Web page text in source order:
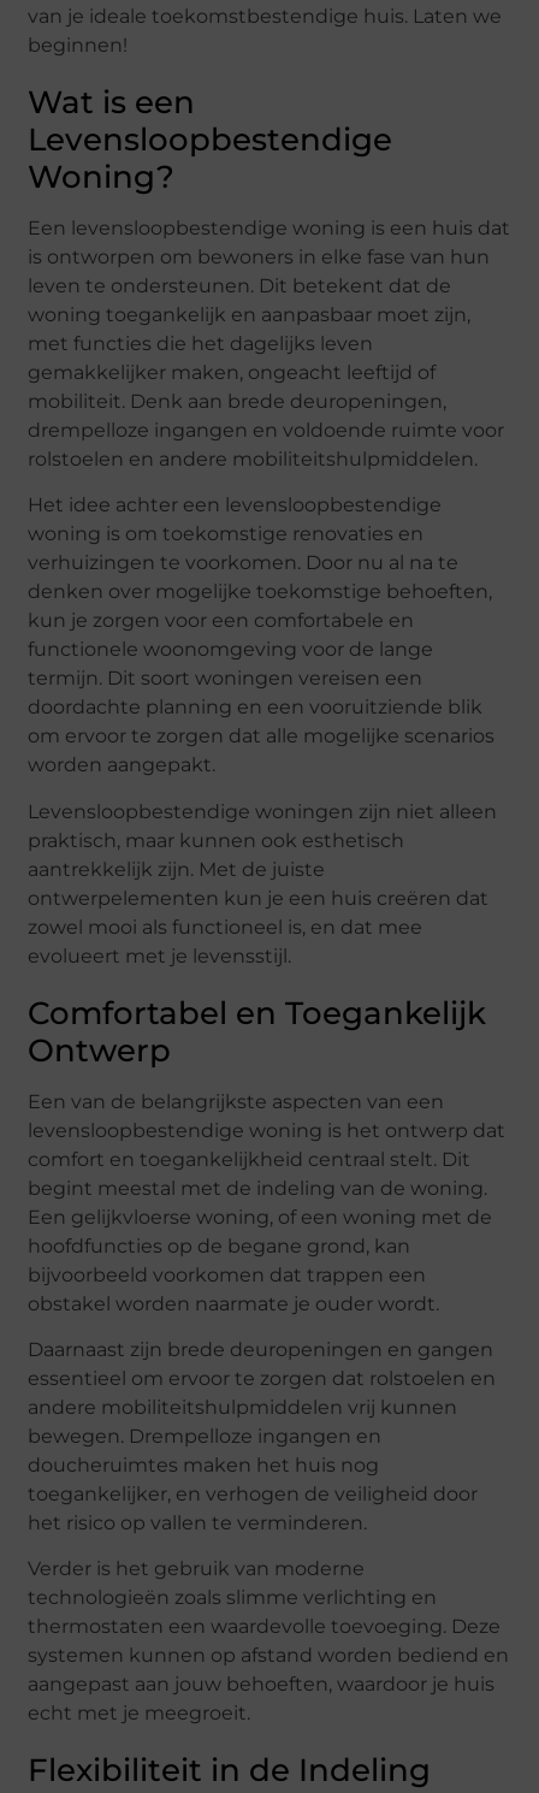
van je ideale toekomstbestendige huis. Laten we
beginnen!
Wat is een
Levensloopbestendige
Woning?
Een levensloopbestendige woning is een huis dat
is ontworpen om bewoners in elke fase van hun
leven te ondersteunen. Dit betekent dat de
woning toegankelijk en aanpasbaar moet zijn,
met functies die het dagelijks leven
gemakkelijker maken, ongeacht leeftijd of
mobiliteit. Denk aan brede deuropeningen,
drempelloze ingangen en voldoende ruimte voor
rolstoelen en andere mobiliteitshulpmiddelen.
Het idee achter een levensloopbestendige
woning is om toekomstige renovaties en
verhuizingen te voorkomen. Door nu al na te
denken over mogelijke toekomstige behoeften,
kun je zorgen voor een comfortabele en
functionele woonomgeving voor de lange
termijn. Dit soort woningen vereisen een
doordachte planning en een vooruitziende blik
om ervoor te zorgen dat alle mogelijke scenarios
worden aangepakt.
Levensloopbestendige woningen zijn niet alleen
praktisch, maar kunnen ook esthetisch
aantrekkelijk zijn. Met de juiste
ontwerpelementen kun je een huis creëren dat
zowel mooi als functioneel is, en dat mee
evolueert met je levensstijl.
Comfortabel en Toegankelijk
Ontwerp
Een van de belangrijkste aspecten van een
levensloopbestendige woning is het ontwerp dat
comfort en toegankelijkheid centraal stelt. Dit
begint meestal met de indeling van de woning.
Een gelijkvloerse woning, of een woning met de
hoofdfuncties op de begane grond, kan
bijvoorbeeld voorkomen dat trappen een
obstakel worden naarmate je ouder wordt.
Daarnaast zijn brede deuropeningen en gangen
essentieel om ervoor te zorgen dat rolstoelen en
andere mobiliteitshulpmiddelen vrij kunnen
bewegen. Drempelloze ingangen en
doucheruimtes maken het huis nog
toegankelijker, en verhogen de veiligheid door
het risico op vallen te verminderen.
Verder is het gebruik van moderne
technologieën zoals slimme verlichting en
thermostaten een waardevolle toevoeging. Deze
systemen kunnen op afstand worden bediend en
aangepast aan jouw behoeften, waardoor je huis
echt met je meegroeit.
Flexibiliteit in de Indeling